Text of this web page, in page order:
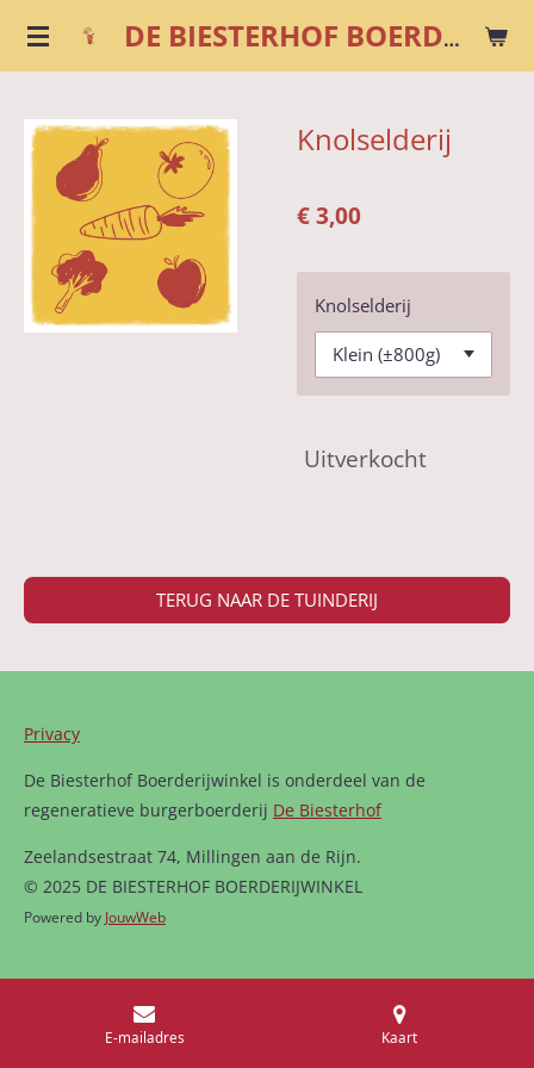
Ga
de
hoofdinhoud
DE BIESTERHOF BOERDERIJWINKEL
Knolselderij
€ 3,00
Knolselderij
Uitverkocht
TERUG NAAR DE TUINDERIJ
Privacy
De Biesterhof Boerderijwinkel is onderdeel van de
regeneratieve burgerboerderij De Biesterhof
Zeelandsestraat 74, Millingen aan de Rijn.
© 2025 DE BIESTERHOF BOERDERIJWINKEL
Powered by JouwWeb
E-mailadres Kaart